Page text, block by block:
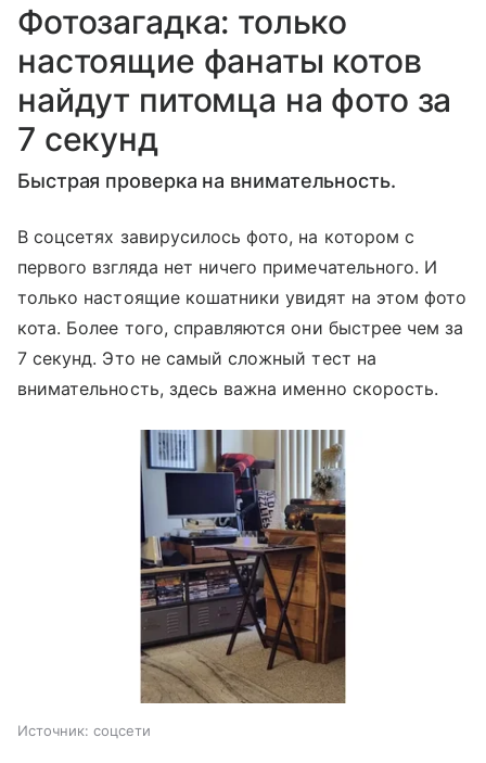
Фотозагадка: только
настоящие фанаты котов
найдут питомца на фото за
7 секунд
Быстрая проверка на внимательность.
В соцсетях завирусилось фото, на котором с
первого взгляда нет ничего примечательного. И
только настоящие кошатники увидят на этом фото
кота. Более того, справляются они быстрее чем за
7 секунд. Это не самый сложный тест на
внимательность, здесь важна именно скорость.
Источник: соцсети